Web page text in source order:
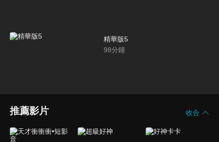
精華版5
98分鐘
推薦影片 收合